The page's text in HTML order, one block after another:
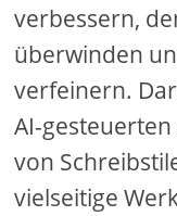
verbessern,
überwinden
verfeinern.
AI-
von
vielseitige